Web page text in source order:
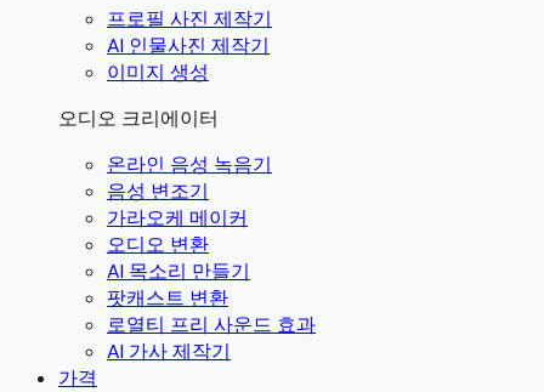
프로필 사진 제작기
AI 인물사진 제작기
이미지 생성
오디오 크리에이터
온라인 음성 녹음기
음성 변조기
가라오케 메이커
오디오 변환
AI 목소리 만들기
팟캐스트 변환
로열티 프리 사운드 효과
AI 가사 제작기
가격